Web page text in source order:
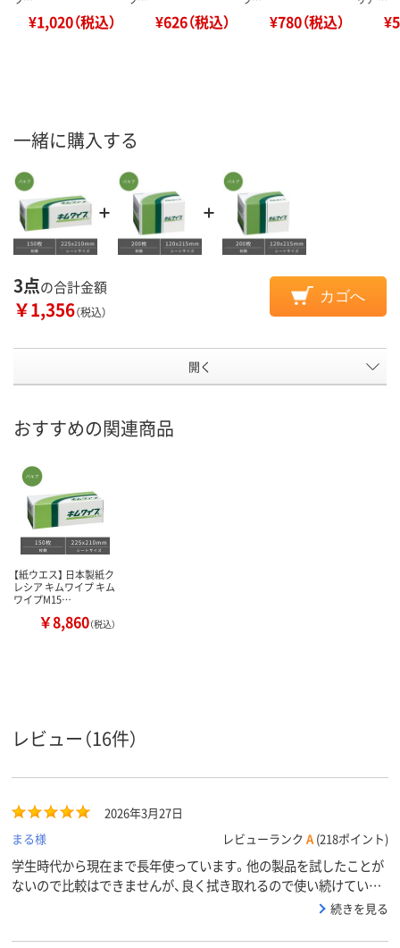
¥1,020（税込） ¥626（税込） ¥780（税込）
一緒に購入する
3点の合計金額
￥1,356（税込）
カゴへ
開く
おすすめの関連商品
【紙ウエス】 日本製紙ク
レシア キムワイプ キム
ワイプM15…
￥8,860（税込）
レビュー（16件）
2026年3月27日
まる様
レビューランク A (218ポイント)
学生時代から現在まで長年使っています。他の製品を試したことが
ないので比較はできませんが、良く拭き取れるので使い続けていま
続きを見る